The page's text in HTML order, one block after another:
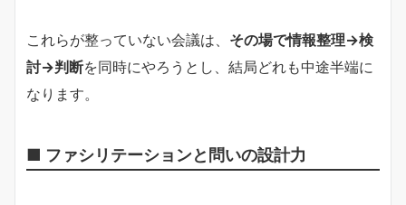
これらが整っていない会議は、 その場で情報整理→検
討→判断を同時にやろうとし、結局どれも中途半端に
なります。
■ ファシリテーションと問いの設計力